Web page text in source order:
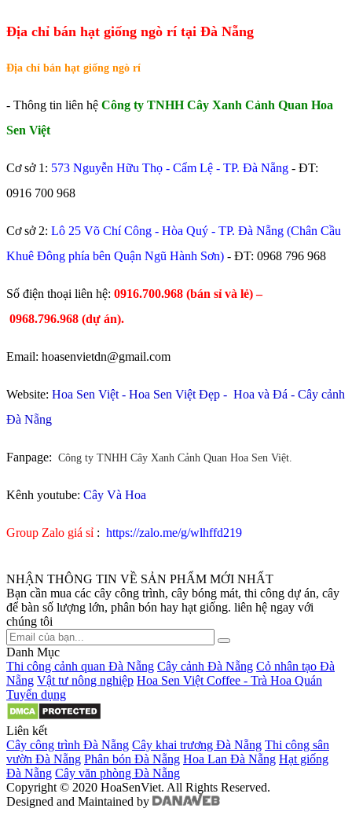
Địa chỉ bán hạt giống ngò rí tại Đà Nẵng
Địa chỉ bán hạt giống ngò rí
- Thông tin liên hệ Công ty TNHH Cây Xanh Cảnh Quan Hoa
Sen Việt
Cơ sở 1: 573 Nguyễn Hữu Thọ - Cẩm Lệ - TP. Đà Nẵng - ĐT:
0916 700 968
Cơ sở 2: Lô 25 Võ Chí Công - Hòa Quý - TP. Đà Nẵng (Chân Cầu
Khuê Đông phía bên Quận Ngũ Hành Sơn) - ĐT: 0968 796 968
​Số điện thoại liên hệ: 0916.700.968 (bán sỉ và lẻ) –
0968.796.968 (dự án).
Email: hoasenvietdn@gmail.com
Website: Hoa Sen Việt - Hoa Sen Việt Đẹp - Hoa và Đá - Cây cảnh
Đà Nẵng
Fanpage: Công ty TNHH Cây Xanh Cảnh Quan Hoa Sen Việt.
Kênh youtube: Cây Và Hoa
Group Zalo giá sỉ : https://zalo.me/g/wlhffd219
NHẬN THÔNG TIN VỀ SẢN PHẨM MỚI NHẤT
Bạn cần mua các cây công trình, cây bóng mát, thi công dự án, cây
để bàn số lượng lớn, phân bón hay hạt giống. liên hệ ngay với
chúng tôi
Danh Mục
Thi công cảnh quan Đà Nẵng Cây cảnh Đà Nẵng Cỏ nhân tạo Đà
Nẵng Vật tư nông nghiệp Hoa Sen Việt Coffee - Trà Hoa Quán
Tuyển dụng
Liên kết
Cây công trình Đà Nẵng Cây khai trương Đà Nẵng Thi công sân
vườn Đà Nẵng Phân bón Đà Nẵng Hoa Lan Đà Nẵng Hạt giống
Đà Nẵng Cây văn phòng Đà Nẵng
Copyright © 2020 HoaSenViet. All Rights Reserved.
Designed and Maintained by